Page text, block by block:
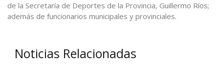
de la Secretaría de Deportes de la Provincia, Guillermo Ríos;
además de funcionarios municipales y provinciales.
Noticias Relacionadas